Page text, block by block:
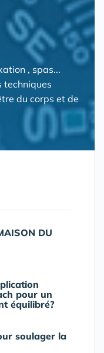
, spas...
techniques
du corps et de
DU
pour un
équilibré?
soulager la